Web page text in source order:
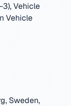
Vehicle
Vehicle
Sweden,